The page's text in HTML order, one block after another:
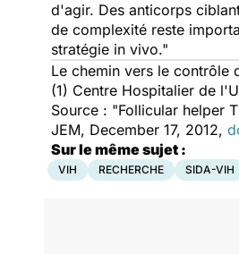
d'agir. Des anticorps
de complexité reste
stratégie in vivo."
Le chemin vers le contrôle
(1) Centre Hospitalier de
Source : "Follicular helper
JEM, December 17, 2012,
Sur le même sujet :
VIH RECHERCHE SIDA-VIH